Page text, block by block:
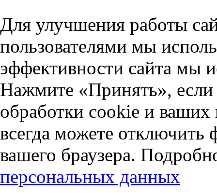
Для улучшения работы
пользователями мы
эффективности сайта мы
Нажмите «Принять», если
обработки cookie и
всегда можете отключить
вашего браузера.
персональных данных